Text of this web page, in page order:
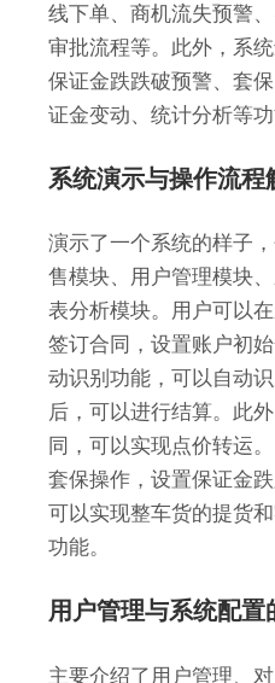
线下单、商机流失预警
审批流程等。此外，系
保证金跌跌破预警、套
证金变动、统计分析等功
系统演示与操作流程
演示了一个系统的样子
售模块、用户管理模块
表分析模块。用户可以
签订合同，设置账户初
动识别功能，可以自动
后，可以进行结算。此
同，可以实现点价转运
套保操作，设置保证金
可以实现整车货的提货
功能。
用户管理与系统配置
主要介绍了用户管理、